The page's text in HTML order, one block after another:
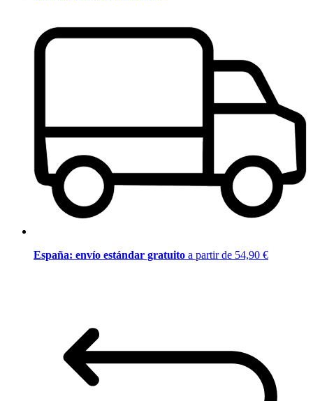
España: envío estándar gratuito a partir de 54,90 €